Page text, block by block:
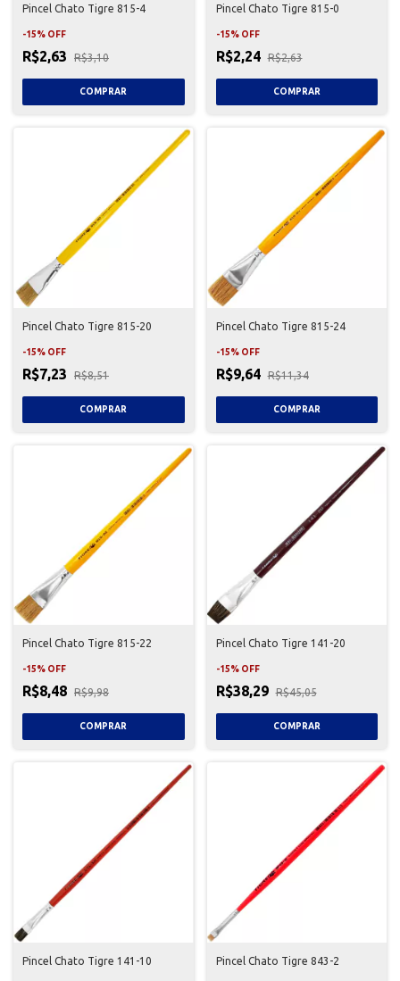
Pincel Chato Tigre 815-4
-15% OFF
R$2,63 R$3,10
Pincel Chato Tigre 815-0
-15% OFF
R$2,24 R$2,63
Pincel Chato Tigre 815-20
-15% OFF
R$7,23 R$8,51
Pincel Chato Tigre 815-24
-15% OFF
R$9,64 R$11,34
Pincel Chato Tigre 815-22
-15% OFF
R$8,48 R$9,98
Pincel Chato Tigre 141-20
-15% OFF
R$38,29 R$45,05
Pincel Chato Tigre 141-10 Pincel Chato Tigre 843-2